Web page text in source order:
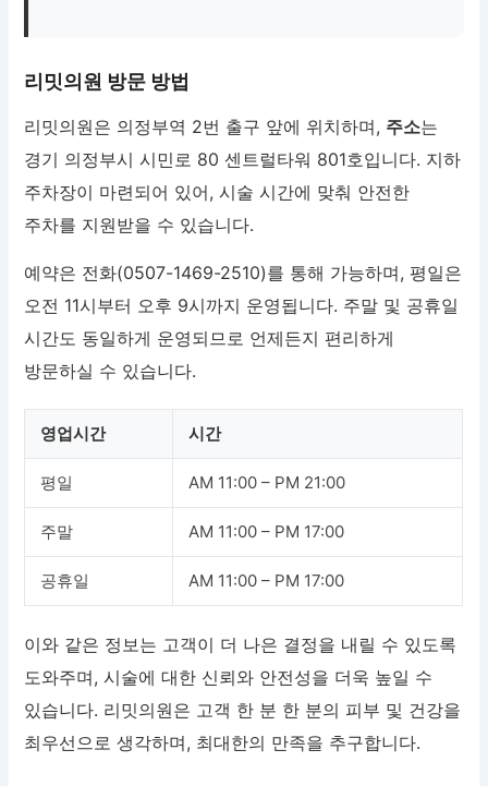
리밋의원 방문 방법
리밋의원은 의정부역 2번 출구 앞에 위치하며, 주소는
경기 의정부시 시민로 80 센트럴타워 801호입니다. 지하
주차장이 마련되어 있어, 시술 시간에 맞춰 안전한
주차를 지원받을 수 있습니다.
예약은 전화(0507-1469-2510)를 통해 가능하며, 평일은
오전 11시부터 오후 9시까지 운영됩니다. 주말 및 공휴일
시간도 동일하게 운영되므로 언제든지 편리하게
방문하실 수 있습니다.
영업시간 시간
평일 AM 11:00 – PM 21:00
주말 AM 11:00 – PM 17:00
공휴일 AM 11:00 – PM 17:00
이와 같은 정보는 고객이 더 나은 결정을 내릴 수 있도록
도와주며, 시술에 대한 신뢰와 안전성을 더욱 높일 수
있습니다. 리밋의원은 고객 한 분 한 분의 피부 및 건강을
최우선으로 생각하며, 최대한의 만족을 추구합니다.